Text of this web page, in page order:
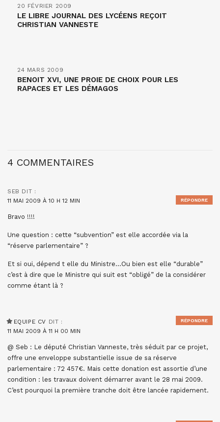
20 FÉVRIER 2009
LE LIBRE JOURNAL DES LYCÉENS REÇOIT
CHRISTIAN VANNESTE
24 MARS 2009
BENOIT XVI, UNE PROIE DE CHOIX POUR LES
RAPACES ET LES DÉMAGOS
4 COMMENTAIRES
SEB DIT :
11 MAI 2009 À 10 H 12 MIN
Bravo !!!!
Une question : cette “subvention” est elle accordée via la
“réserve parlementaire” ?
Et si oui, dépend t elle du Ministre…Ou bien est elle “durable”
c’est à dire que le Ministre qui suit est “obligé” de la considérer
comme étant là ?
RÉPONDRE
EQUIPE CV DIT :
11 MAI 2009 À 11 H 00 MIN
@ Seb : Le député Christian Vanneste, très séduit par ce projet,
offre une enveloppe substantielle issue de sa réserve
parlementaire : 72 457€. Mais cette donation est assortie d’une
condition : les travaux doivent démarrer avant le 28 mai 2009.
C’est pourquoi la première tranche doit être lancée rapidement.
RÉPONDRE